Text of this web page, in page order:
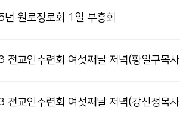
원로장로회 1일 부흥회
전교인수련회 여섯째날 저녁(황일구목
전교인수련회 여섯째날 저녁(강신정목